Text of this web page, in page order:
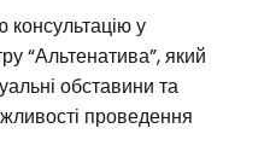
у
“Альтенатива”, який
обставини та
проведення